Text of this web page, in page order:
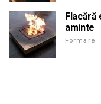
Flacără
aminte
Formare